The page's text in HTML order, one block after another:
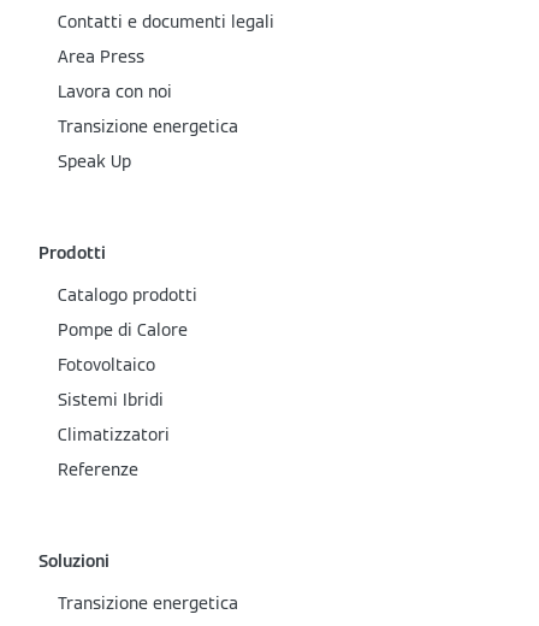
Contatti e documenti legali
Area Press
Lavora con noi
Transizione energetica
Speak Up
Prodotti
Catalogo prodotti
Pompe di Calore
Fotovoltaico
Sistemi Ibridi
Climatizzatori
Referenze
Soluzioni
Transizione energetica